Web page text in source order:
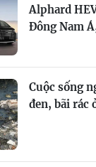
Alphard
Đông Nam
Cuộc sống
đen, bãi rác